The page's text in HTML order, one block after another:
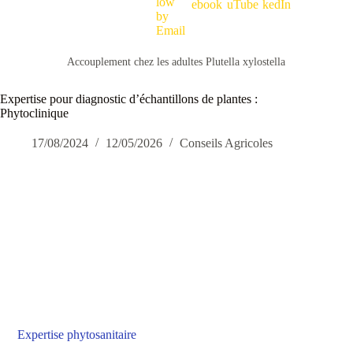
Accouplement chez les adultes Plutella xylostella
Expertise pour diagnostic d’échantillons de plantes :
Phytoclinique
17/08/2024 12/05/2026 Conseils Agricoles
Expertise phytosanitaire